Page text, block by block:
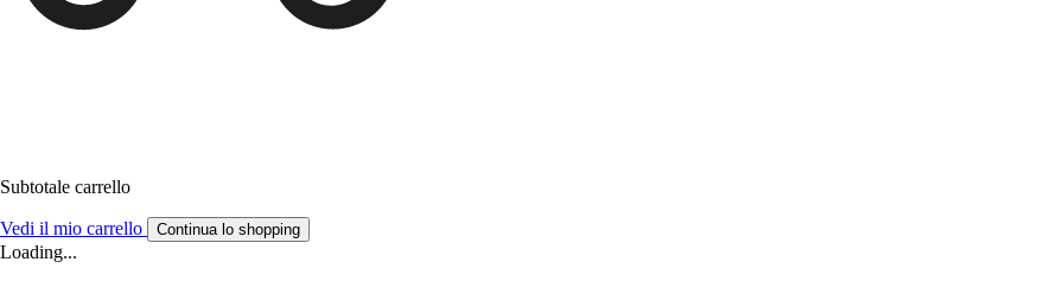
Subtotale carrello
Vedi il mio carrello Continua lo shopping
Loading...